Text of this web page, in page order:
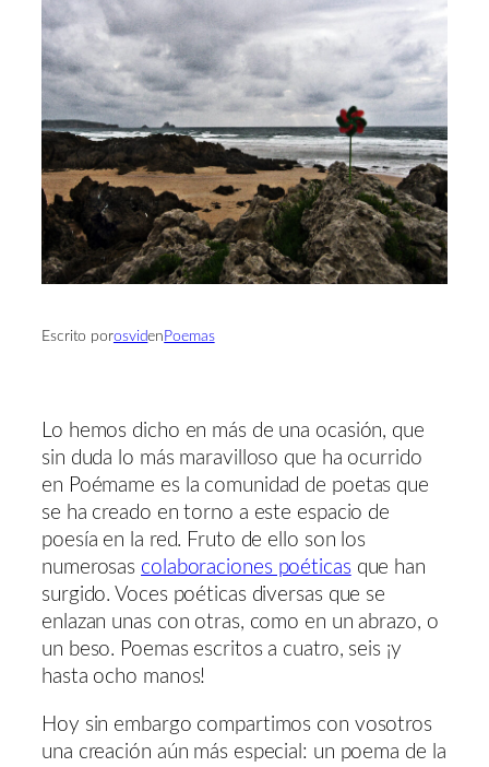
Escrito porosviden Poemas
Lo hemos dicho en más de una ocasión, que
sin duda lo más maravilloso que ha ocurrido
en Poémame es la comunidad de poetas que
se ha creado en torno a este espacio de
poesía en la red. Fruto de ello son los
numerosas colaboraciones poéticas que han
surgido. Voces poéticas diversas que se
enlazan unas con otras, como en un abrazo, o
un beso. Poemas escritos a cuatro, seis ¡y
hasta ocho manos!
Hoy sin embargo compartimos con vosotros
una creación aún más especial: un poema de la